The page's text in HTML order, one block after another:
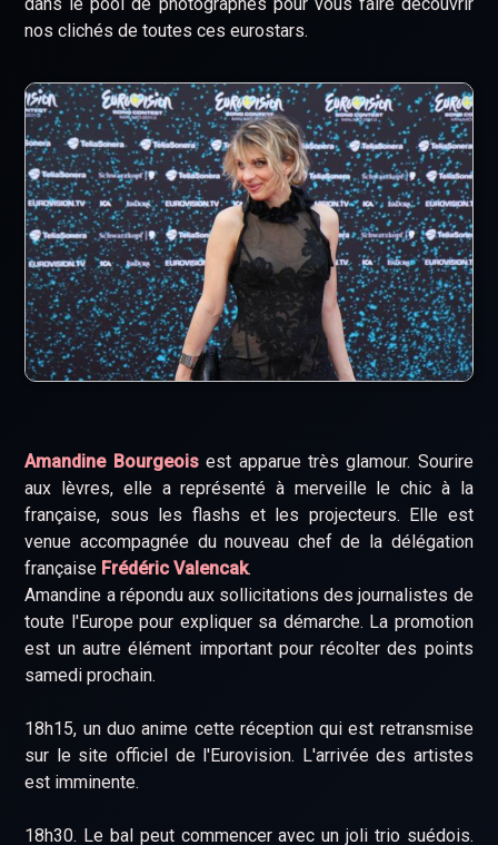
nos clichés de toutes ces eurostars.
Amandine Bourgeoisest apparue très glamour. Sourire
aux lèvres, elle a représenté à merveille le chic à la
française, sous les flashs et les projecteurs. Elle est
venue accompagnée du nouveau chef de la délégation
française Frédéric Valencak.
Amandine a répondu aux sollicitations des journalistes de
toute l'Europe pour expliquer sa démarche. La promotion
est un autre élément important pour récolter des points
samedi prochain.
18h15, un duo anime cette réception qui est retransmise
sur le site officiel de l'Eurovision. L'arrivée des artistes
est imminente.
18h30. Le bal peut commencer avec un joli trio suédois.